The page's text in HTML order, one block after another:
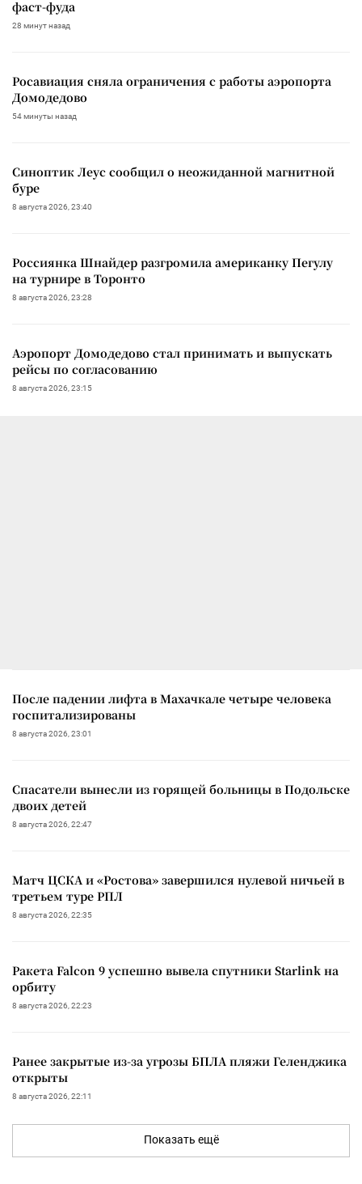
фаст-фуда
28 минут назад
Росавиация сняла ограничения с работы аэропорта
Домодедово
54 минуты назад
Синоптик Леус сообщил о неожиданной магнитной
буре
8 августа 2026, 23:40
Россиянка Шнайдер разгромила американку Пегулу
на турнире в Торонто
8 августа 2026, 23:28
Аэропорт Домодедово стал принимать и выпускать
рейсы по согласованию
8 августа 2026, 23:15
После падении лифта в Махачкале четыре человека
госпитализированы
8 августа 2026, 23:01
Спасатели вынесли из горящей больницы в Подольске
двоих детей
8 августа 2026, 22:47
Матч ЦСКА и «Ростова» завершился нулевой ничьей в
третьем туре РПЛ
8 августа 2026, 22:35
Ракета Falcon 9 успешно вывела спутники Starlink на
орбиту
8 августа 2026, 22:23
Ранее закрытые из-за угрозы БПЛА пляжи Геленджика
открыты
8 августа 2026, 22:11
Показать ещё